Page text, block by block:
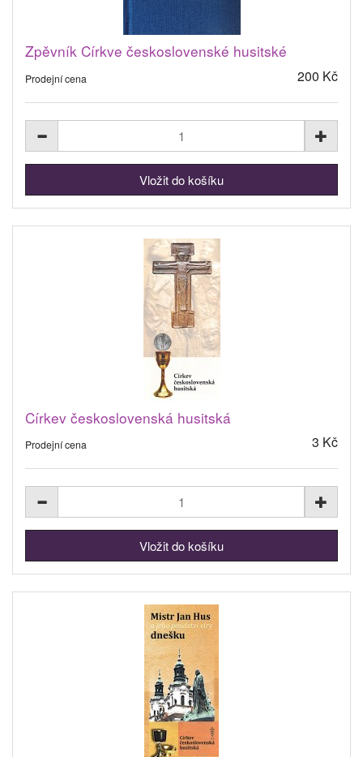
Zpěvník Církve československé husitské
Prodejní cena 200 Kč
Církev československá husitská
Prodejní cena 3 Kč